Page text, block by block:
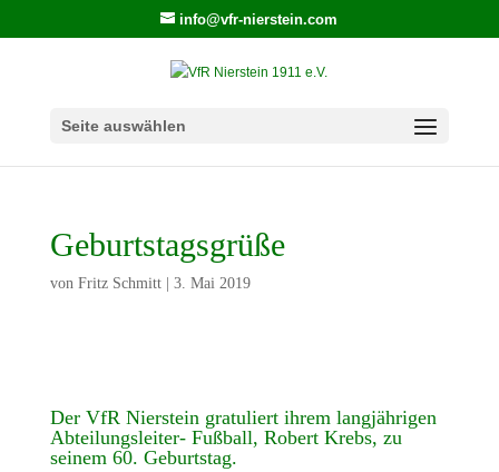
info@vfr-nierstein.com
Seite auswählen
Geburtstagsgrüße
von Fritz Schmitt| 3. Mai 2019
Der VfR Nierstein gratuliert ihrem langjährigen
Abteilungsleiter- Fußball, Robert Krebs, zu
seinem 60. Geburtstag.